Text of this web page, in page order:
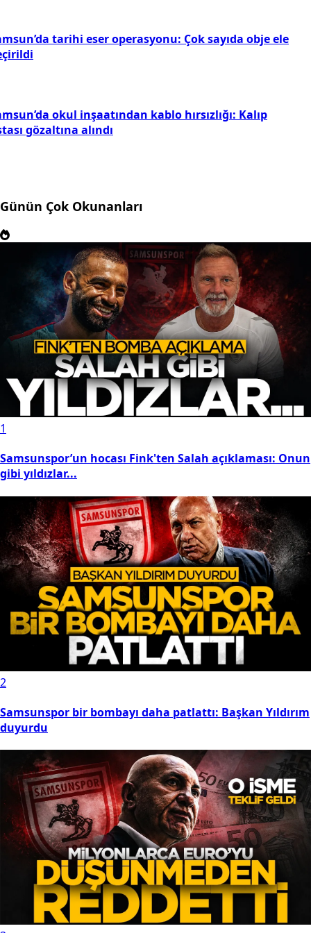
tarihi eser operasyonu: Çok sayıda obje ele
okul inşaatından kablo hırsızlığı: Kalıp
gözaltına alındı
Günün Çok Okunanları
1
Samsunspor’un hocası Fink'ten Salah açıklaması: Onun
gibi yıldızlar...
2
Samsunspor bir bombayı daha patlattı: Başkan Yıldırım
duyurdu